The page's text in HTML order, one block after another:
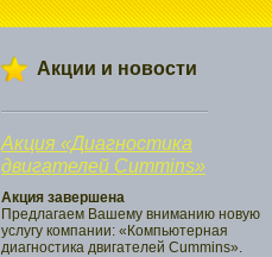
Акции и новости
Акция «Диагностика
двигателей Cummins»
Акция завершена
Предлагаем Вашему вниманию новую
услугу компании: «Компьютерная
диагностика двигателей Cummins».